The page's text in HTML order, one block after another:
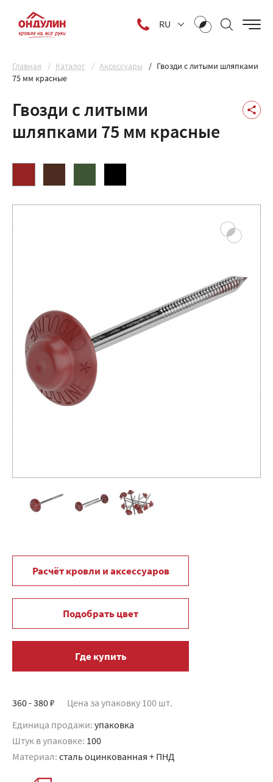
RU
Главная Каталог Аксессуары
Гвозди с литыми шляпками
75 мм красные
Гвозди с литыми
шляпками 75 мм красные
Расчёт кровли и аксессуаров
Подобрать цвет
Где купить
360 - 380 ₽ Цена за упаковку 100 шт.
Единица продажи: упаковка
Штук в упаковке: 100
Материал: сталь оцинкованная + ПНД